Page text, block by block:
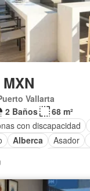
Vallarta
2 Baños
68 m²
con discapacidad
Alberca Asador
de Limpieza
Estacionamiento